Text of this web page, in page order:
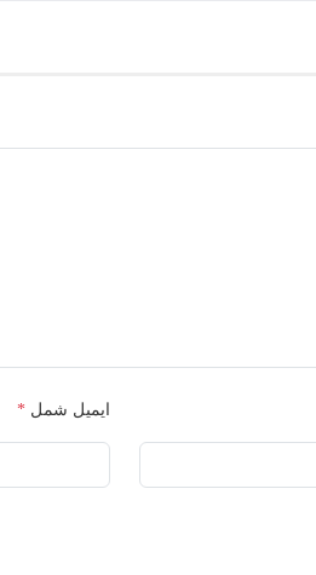
ایمیل شمل *